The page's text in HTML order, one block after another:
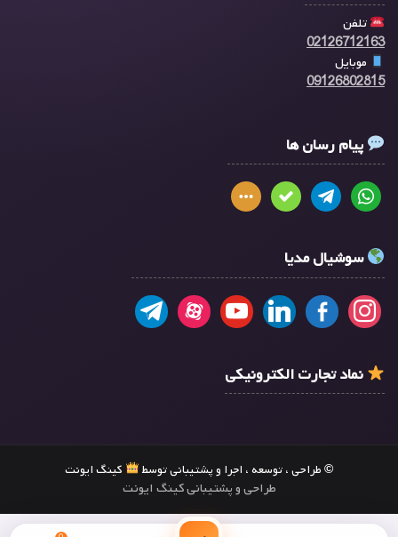
تلفن
02126712163
موبایل
09126802815
پیام رسان ها
سوشیال مدیا
نماد تجارت الکترونیکی
© طراحی ، توسعه ، اجرا و پشتیبانی توسط کینگ ایونت
طراحی و پشتیبانی کینگ ایونت